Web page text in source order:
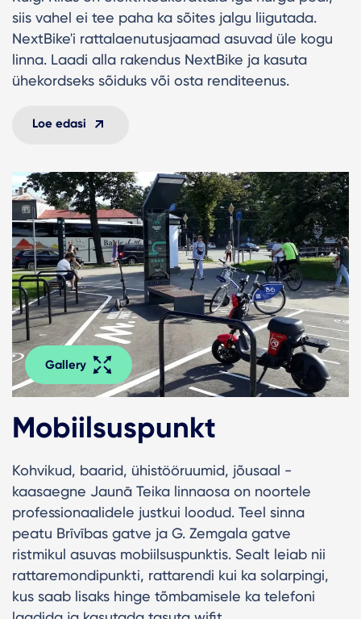
siis vahel ei tee paha ka sõites jalgu liigutada.
NextBike'i rattalaenutusjaamad asuvad üle kogu
linna. Laadi alla rakendus NextBike ja kasuta
ühekordseks sõiduks või osta renditeenus.
Loe edasi
Gallery
Mobiilsuspunkt
Kohvikud, baarid, ühistööruumid, jõusaal -
kaasaegne Jaunā Teika linnaosa on noortele
professionaalidele justkui loodud. Teel sinna
peatu Brīvības gatve ja G. Zemgala gatve
ristmikul asuvas mobiilsuspunktis. Sealt leiab nii
rattaremondipunkti, rattarendi kui ka solarpingi,
kus saab lisaks hinge tõmbamisele ka telefoni